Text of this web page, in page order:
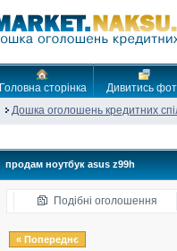
Головна сторінка Дивитись
Дошка оголошень кредитних
продам ноутбук asus z99h
Подібні оголошення
« Попереднє